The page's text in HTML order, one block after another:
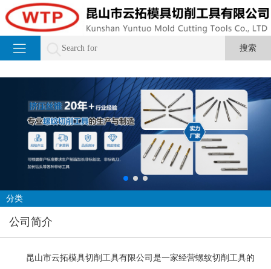
分类
公司简介
昆山市云拓模具切削工具有限公司是一家经营螺纹切削工具的